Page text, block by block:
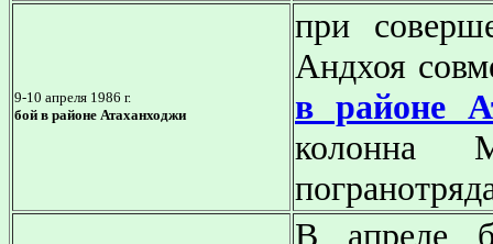
9-10 апреля 1986 г.
бой в районе Атаханходжи
при
Андхоя
в районе
колонна
В апреле